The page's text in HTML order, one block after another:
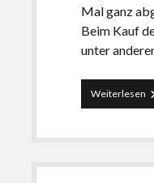
Mal ganz
Beim Kauf
unter
Weiterlesen